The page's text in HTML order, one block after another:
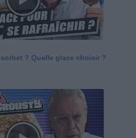
? Quelle glace choisir ?